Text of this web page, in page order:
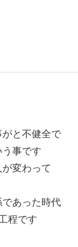
事がと不健
事です
変わって
あった時代
程です